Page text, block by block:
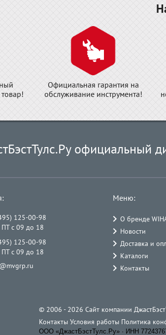
Официальная гарантия на
обслуживание инструмента!
официальный
125-00-98
с 09 до 18
125-00-98
с 09 до 18
Меню:
О бренде
Новости
Доставка и
Каталоги
Контакты
© 2006 - 2026 Cайт компании
Контакты Условия работы Политика
ООО «ДжастБэстТулс.Ру» · ИНН